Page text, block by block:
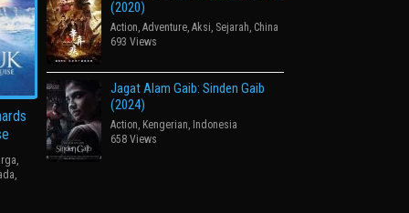
,
,
(2020)
Action, Adventure, Aksi, Sejarah, China
693 Views
Jagat Alam Gaib: Sinden Gaib
(2024)
Action, Kengerian, Indonesia
658 Views